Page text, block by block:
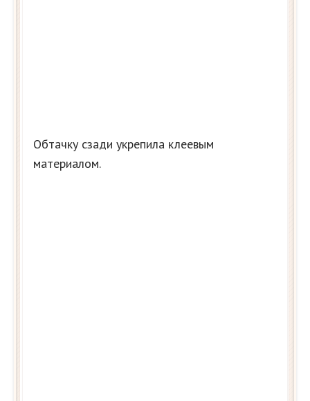
Обтачку сзади укрепила клеевым
материалом.